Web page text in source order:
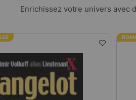
Enrichissez votre univers avec